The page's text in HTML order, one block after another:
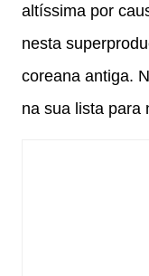
altíssima por
nesta
coreana antiga.
na sua lista para